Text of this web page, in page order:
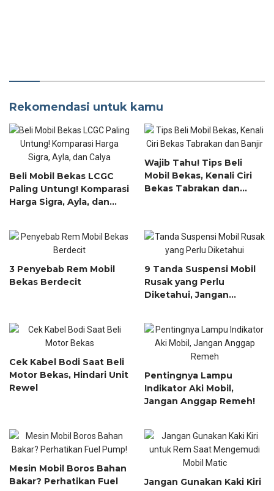
Rekomendasi untuk kamu
Beli Mobil Bekas LCGC
Paling Untung! Komparasi
Harga Sigra, Ayla, dan
Wajib Tahu! Tips Beli
Mobil Bekas, Kenali Ciri
Bekas Tabrakan dan
3 Penyebab Rem Mobil
Bekas Berdecit
9 Tanda Suspensi Mobil
Rusak yang Perlu
Diketahui, Jangan
Cek Kabel Bodi Saat Beli
Motor Bekas, Hindari Unit
Rewel
Pentingnya Lampu
Indikator Aki Mobil,
Jangan Anggap Remeh!
Mesin Mobil Boros Bahan
Bakar? Perhatikan Fuel
Jangan Gunakan Kaki Kiri